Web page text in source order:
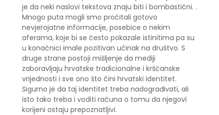
je da neki naslovi tekstova znaju biti i bombastični. .
Mnogo puta mogli smo pročitali gotovo
nevjerojatne informacije, posebice o nekim
aferama, koje bi se često pokazale istinitima pa su
u konačnici imale pozitivan učinak na društvo. S
druge strane postoji mišljenje da mediji
zaboravljaju hrvatske tradicionalne i kršćanske
vrijednosti i sve ono što čini hrvatski identitet.
Sigurno je da taj identitet treba nadograđivati, ali
isto tako treba i voditi računa o tomu da njegovi
korijeni ostaju prepoznatljivi.